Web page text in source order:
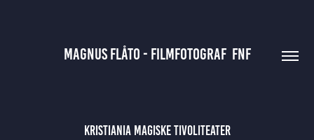
MAGNUS FLÅTO - FILMFOTOGRAF  FNF
Kristiania magiske tivoliteater